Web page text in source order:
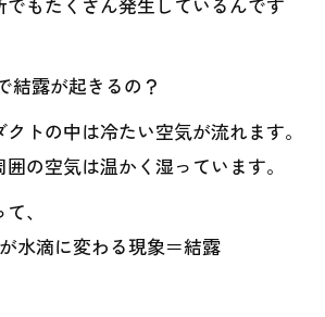
露が起きるの？
トの中は冷たい空気が流れます。
の空気は温かく湿っています。
、
水滴に変わる現象＝結露